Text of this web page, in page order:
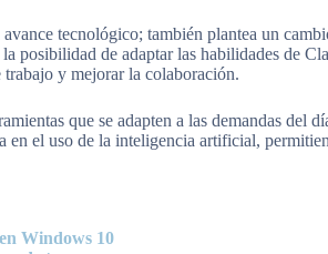
tecnológico; también plantea un
posibilidad de adaptar las habilidades de
y mejorar la colaboración.
que se adapten a las demandas del
el uso de la inteligencia artificial,
Windows 10